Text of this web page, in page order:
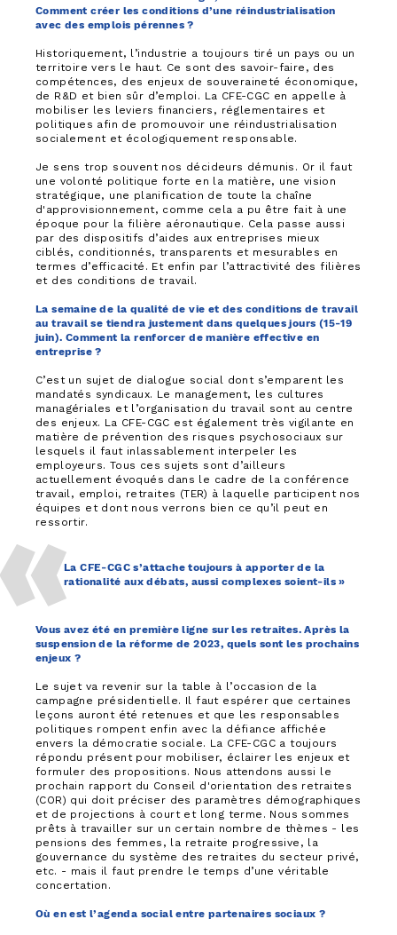
Comment créer les conditions d’une réindustrialisation
avec des emplois pérennes ?
Historiquement, l’industrie a toujours tiré un pays ou un
territoire vers le haut. Ce sont des savoir-faire, des
compétences, des enjeux de souveraineté économique,
de R&D et bien sûr d’emploi. La CFE-CGC en appelle à
mobiliser les leviers financiers, réglementaires et
politiques afin de promouvoir une réindustrialisation
socialement et écologiquement responsable.
Je sens trop souvent nos décideurs démunis. Or il faut
une volonté politique forte en la matière, une vision
stratégique, une planification de toute la chaîne
d'approvisionnement, comme cela a pu être fait à une
époque pour la filière aéronautique. Cela passe aussi
par des dispositifs d’aides aux entreprises mieux
ciblés, conditionnés, transparents et mesurables en
termes d’efficacité. Et enfin par l’attractivité des filières
et des conditions de travail.
La semaine de la qualité de vie et des conditions de travail
au travail se tiendra justement dans quelques jours (15-19
juin). Comment la renforcer de manière effective en
entreprise ?
C’est un sujet de dialogue social dont s’emparent les
mandatés syndicaux. Le management, les cultures
managériales et l’organisation du travail sont au centre
des enjeux. La CFE-CGC est également très vigilante en
matière de prévention des risques psychosociaux sur
lesquels il faut inlassablement interpeler les
employeurs. Tous ces sujets sont d’ailleurs
actuellement évoqués dans le cadre de la conférence
travail, emploi, retraites (TER) à laquelle participent nos
équipes et dont nous verrons bien ce qu’il peut en
ressortir.
La CFE-CGC s’attache toujours à apporter de la
rationalité aux débats, aussi complexes soient-ils »
Vous avez été en première ligne sur les retraites. Après la
suspension de la réforme de 2023, quels sont les prochains
enjeux ?
Le sujet va revenir sur la table à l’occasion de la
campagne présidentielle. Il faut espérer que certaines
leçons auront été retenues et que les responsables
politiques rompent enfin avec la défiance affichée
envers la démocratie sociale. La CFE-CGC a toujours
répondu présent pour mobiliser, éclairer les enjeux et
formuler des propositions. Nous attendons aussi le
prochain rapport du Conseil d'orientation des retraites
(COR) qui doit préciser des paramètres démographiques
et de projections à court et long terme. Nous sommes
prêts à travailler sur un certain nombre de thèmes - les
pensions des femmes, la retraite progressive, la
gouvernance du système des retraites du secteur privé,
etc. - mais il faut prendre le temps d’une véritable
concertation.
Où en est l’agenda social entre partenaires sociaux ?